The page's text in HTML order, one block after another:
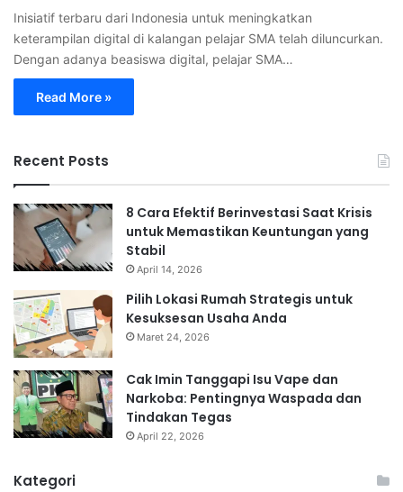
Inisiatif terbaru dari Indonesia untuk meningkatkan
keterampilan digital di kalangan pelajar SMA telah diluncurkan.
Dengan adanya beasiswa digital, pelajar SMA…
Read More »
Recent Posts
8 Cara Efektif Berinvestasi Saat Krisis
untuk Memastikan Keuntungan yang
Stabil
April 14, 2026
Pilih Lokasi Rumah Strategis untuk
Kesuksesan Usaha Anda
Maret 24, 2026
Cak Imin Tanggapi Isu Vape dan
Narkoba: Pentingnya Waspada dan
Tindakan Tegas
April 22, 2026
Kategori